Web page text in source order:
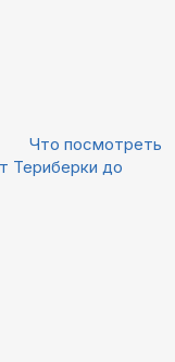
Что посмотреть
Териберки до